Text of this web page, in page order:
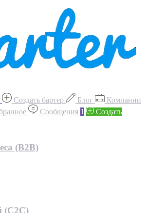
Создать бартер Блог
Компании
Сообщения 1
Создать
(B2B)
(С2С)